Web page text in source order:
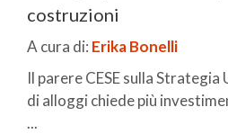
costruzioni
A cura di: Erika Bonelli
Il parere CESE sulla Strategia
di alloggi chiede più
...